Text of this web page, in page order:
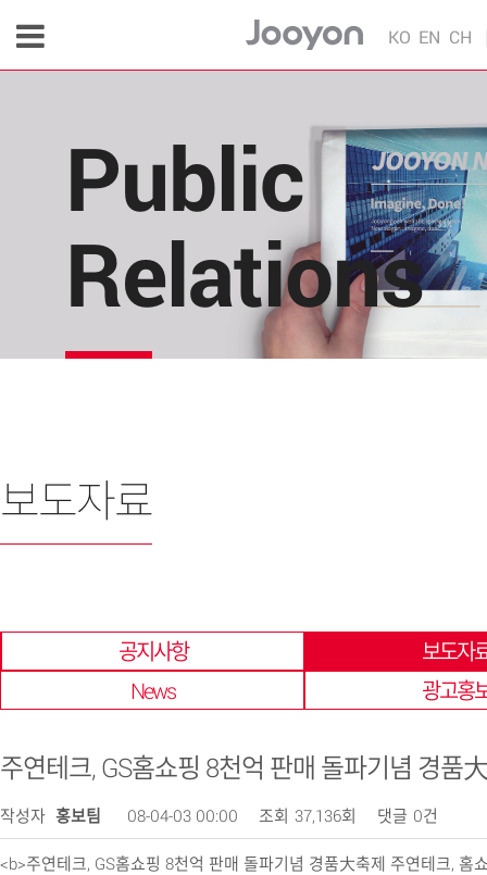
KO EN CH
Public
Relations
편리하게
한 곳에 모아 확인 할 수 있습니다.
보도자료
공지사항
보도자
News
광고홍
주연테크, GS홈쇼핑 8천억 판매 돌파기념 경품
작성자 홍보팀 08-04-03 00:00 조회 37,136회 댓글 0건
<b>주연테크, GS홈쇼핑 8천억 판매 돌파기념 경품大축제 주연테크, 홈